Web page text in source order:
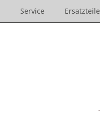
Service Ersatzteile